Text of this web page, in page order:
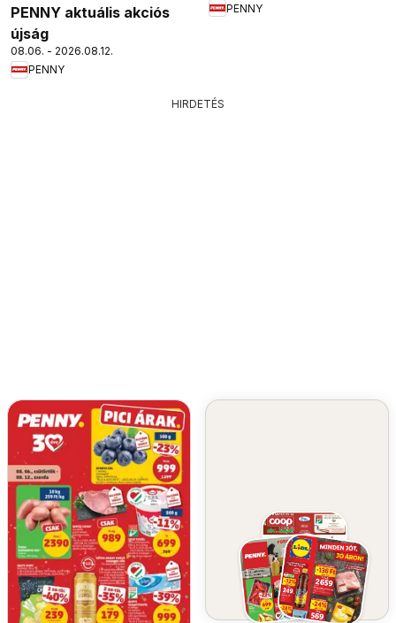
PENNY aktuális akciós
újság
08.06. - 2026.08.12.
PENNY
PENNY
HIRDETÉS